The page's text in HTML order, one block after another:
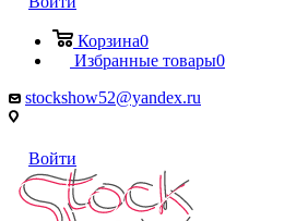
Корзина0
Избранные товары0
stockshow52@yandex.ru
Войти